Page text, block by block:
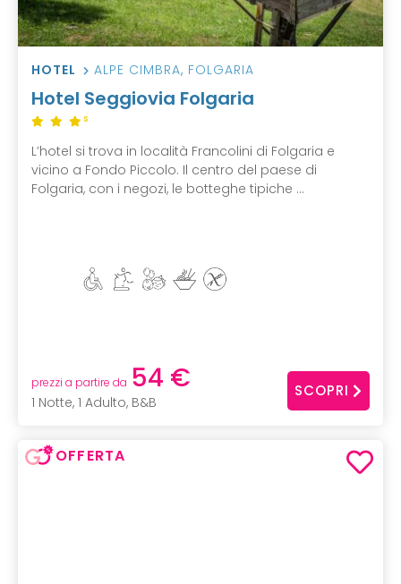
HOTEL ALPE CIMBRA, FOLGARIA
Hotel Seggiovia Folgaria
S
L’hotel si trova in località Francolini di Folgaria e
vicino a Fondo Piccolo. Il centro del paese di
Folgaria, con i negozi, le botteghe tipiche ...
prezzi a partire da 54 €
1 Notte, 1 Adulto, B&B
SCOPRI
OFFERTA